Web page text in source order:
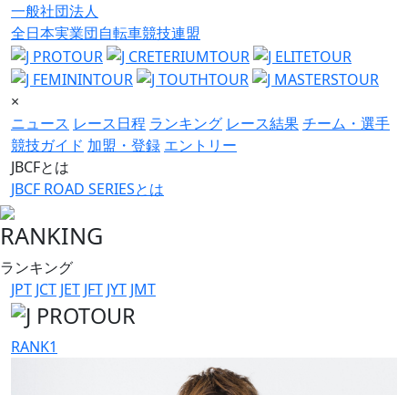
一般社団法人
全日本実業団自転車競技連盟
×
ニュース レース日程 ランキング レース結果チーム・選手
競技ガイド 加盟・登録 エントリー
JBCFとは
JBCF ROAD SERIESとは
RANKING
ランキング
JPT JCT JET JFT JYT JMT
RANK1